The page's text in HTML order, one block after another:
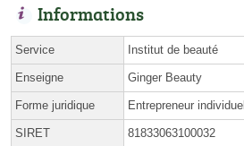
Informations
Service Institut de beauté
Enseigne Ginger Beauty
Forme juridique Entrepreneur individuel
SIRET 81833063100032